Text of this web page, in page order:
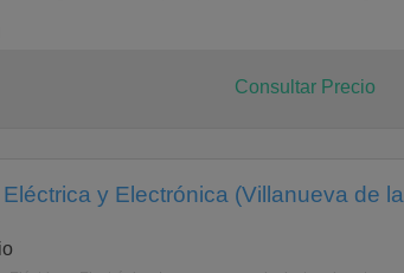
Consultar Precio
y Electrónica (Villanueva de la